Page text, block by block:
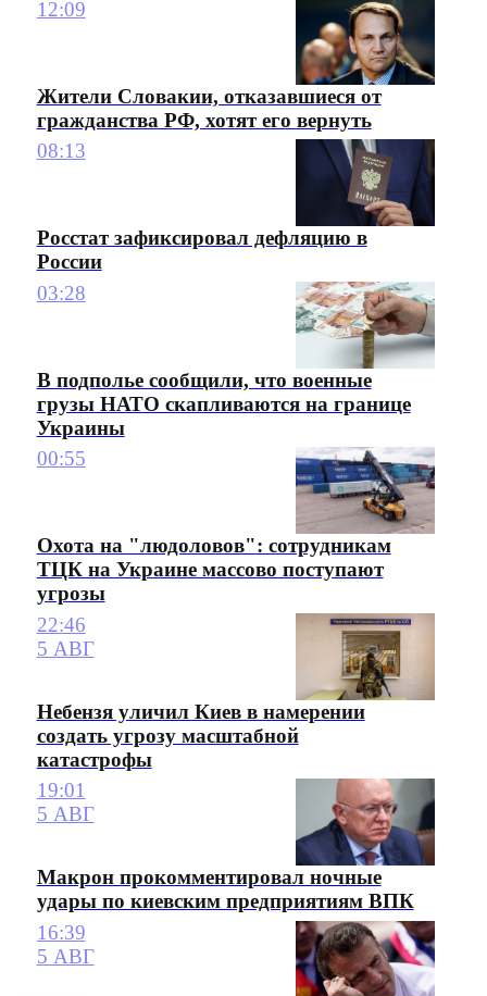
12:09
Жители Словакии, отказавшиеся от
гражданства РФ, хотят его вернуть
08:13
Росстат зафиксировал дефляцию в
России
03:28
В подполье сообщили, что военные
грузы НАТО скапливаются на границе
Украины
00:55
Охота на "людоловов": сотрудникам
ТЦК на Украине массово поступают
угрозы
22:46
5 АВГ
Небензя уличил Киев в намерении
создать угрозу масштабной
катастрофы
19:01
5 АВГ
Макрон прокомментировал ночные
удары по киевским предприятиям ВПК
16:39
5 АВГ